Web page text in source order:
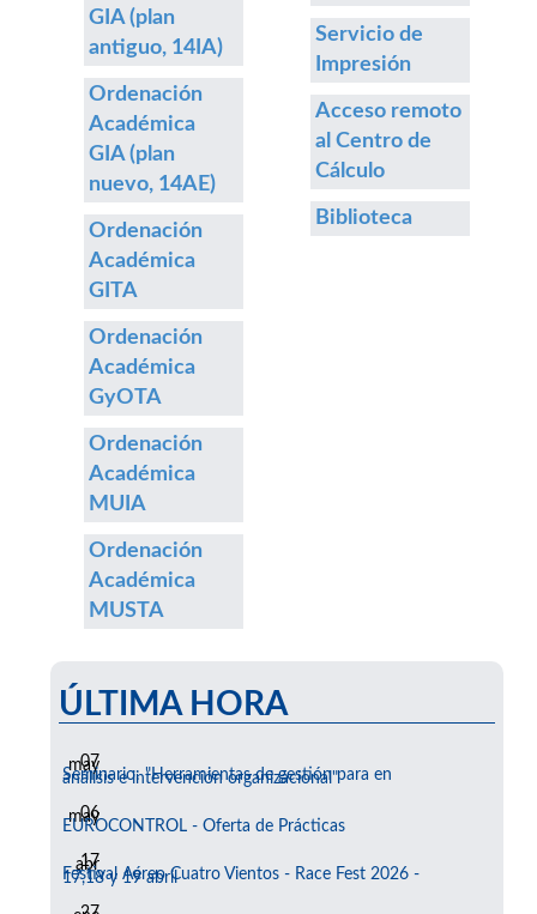
GIA (plan
antiguo, 14IA)
Ordenación
Académica
GIA (plan
nuevo, 14AE)
Ordenación
Académica
GITA
Ordenación
Académica
GyOTA
Ordenación
Académica
MUIA
Ordenación
Académica
MUSTA
Servicio de
Impresión
Acceso remoto
al Centro de
Cálculo
Biblioteca
ÚLTIMA HORA
07
may
Seminario: "Herramientas de gestión para en
análisis e intervención organizacional"
06
may
EUROCONTROL - Oferta de Prácticas
17
abr
Festival Aéreo Cuatro Vientos - Race Fest 2026 -
17,18 y 19 abril